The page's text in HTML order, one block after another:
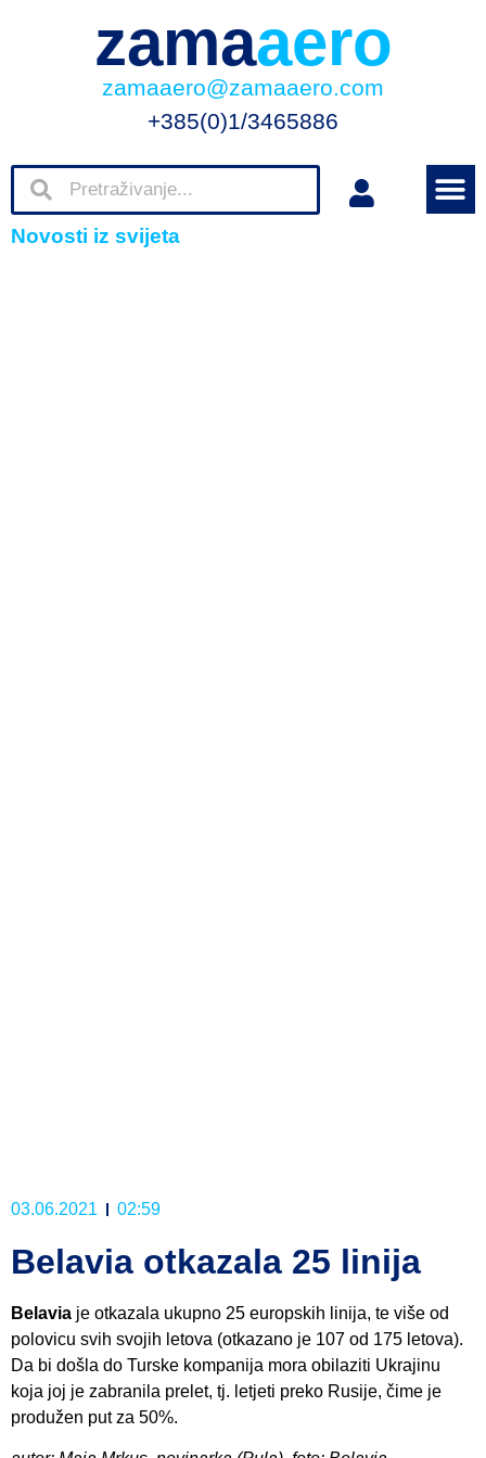
zamaaero
zamaaero@zamaaero.com
+385(0)1/3465886
Novosti iz svijeta
03.06.2021 02:59
Belavia otkazala 25 linija
Belavia je otkazala ukupno 25 europskih linija, te više od
polovicu svih svojih letova (otkazano je 107 od 175 letova).
Da bi došla do Turske kompanija mora obilaziti Ukrajinu
koja joj je zabranila prelet, tj. letjeti preko Rusije, čime je
produžen put za 50%.